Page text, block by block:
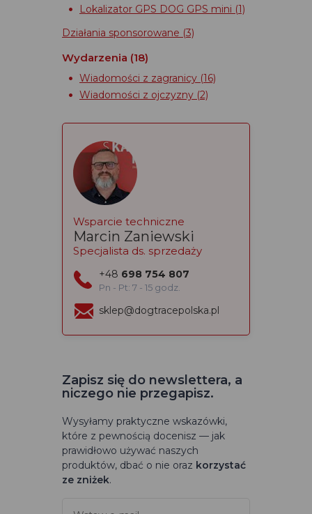
Lokalizator GPS DOG GPS mini (1)
Działania sponsorowane (3)
Wydarzenia (18)
Wiadomości z zagranicy (16)
Wiadomości z ojczyzny (2)
Wsparcie techniczne
Marcin Zaniewski
Specjalista ds. sprzedaży
+48 698 754 807
Pn - Pt: 7 - 15 godz.
sklep@dogtracepolska.pl
Zapisz się do newslettera, a
niczego nie przegapisz.
Wysyłamy praktyczne wskazówki,
które z pewnością docenisz — jak
prawidłowo używać naszych
produktów, dbać o nie oraz korzystać
ze zniżek.